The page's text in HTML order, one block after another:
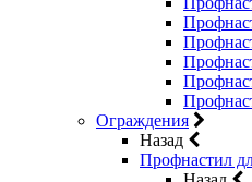
Ограждения
Назад
Профнастил